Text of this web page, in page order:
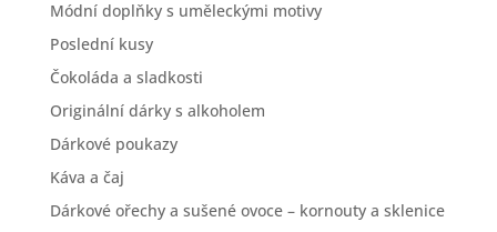
Módní doplňky s uměleckými motivy
Poslední kusy
Čokoláda a sladkosti
Originální dárky s alkoholem
Dárkové poukazy
Káva a čaj
Dárkové ořechy a sušené ovoce – kornouty a sklenice